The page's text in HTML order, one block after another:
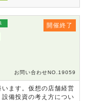
開催終了
お問い合わせNO.19059
ます。仮想の店舗経営
備投資の考え方につい